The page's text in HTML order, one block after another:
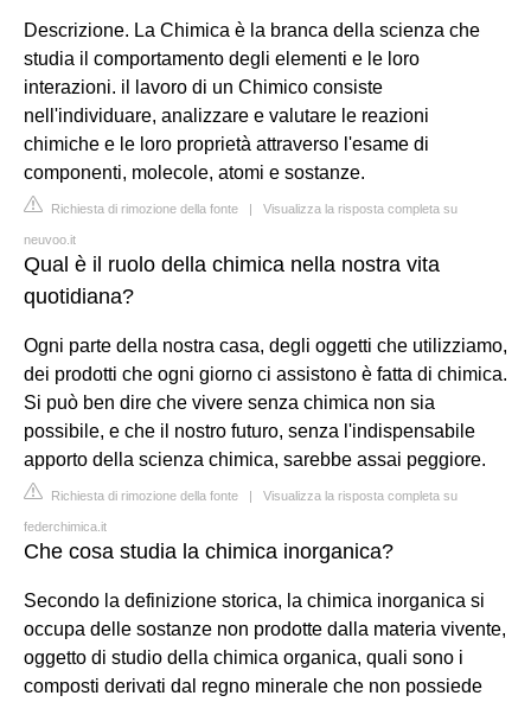
Descrizione. La Chimica è la branca della scienza che
studia il comportamento degli elementi e le loro
interazioni. il lavoro di un Chimico consiste
nell'individuare, analizzare e valutare le reazioni
chimiche e le loro proprietà attraverso l'esame di
componenti, molecole, atomi e sostanze.
Richiesta di rimozione della fonte | Visualizza la risposta completa su
neuvoo.it
Qual è il ruolo della chimica nella nostra vita
quotidiana?
Ogni parte della nostra casa, degli oggetti che utilizziamo,
dei prodotti che ogni giorno ci assistono è fatta di chimica.
Si può ben dire che vivere senza chimica non sia
possibile, e che il nostro futuro, senza l'indispensabile
apporto della scienza chimica, sarebbe assai peggiore.
Richiesta di rimozione della fonte | Visualizza la risposta completa su
federchimica.it
Che cosa studia la chimica inorganica?
Secondo la definizione storica, la chimica inorganica si
occupa delle sostanze non prodotte dalla materia vivente,
oggetto di studio della chimica organica, quali sono i
composti derivati dal regno minerale che non possiede